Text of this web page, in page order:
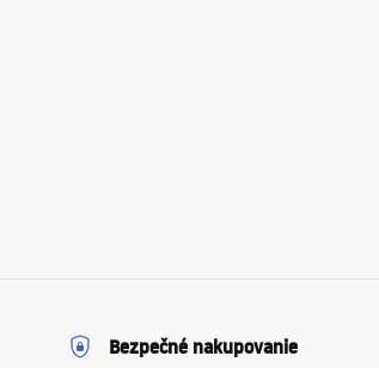
Bezpečné nakupovanie